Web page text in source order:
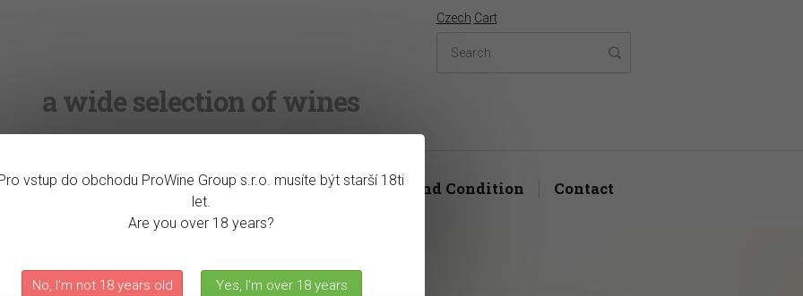
vstup do obchodu ProWine Group s.r.o. musíte být starší 18ti
let.
Are you over 18 years?
No, I'm not 18 years old Yes, I'm over 18 years
a wide selection of wines
Czech Cart
offer News Delivery and paymant Terms and Condition Contact
selection of wines